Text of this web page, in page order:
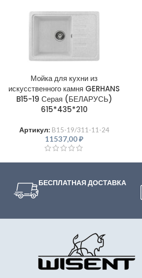
Мойка для кухни из
искусственного камня GERHANS
B15-19 Серая (БЕЛАРУСЬ)
615*435*210
Артикул: B15-19/311-11-24
11537,00₽
БЕСПЛАТНАЯ ДОСТАВКА